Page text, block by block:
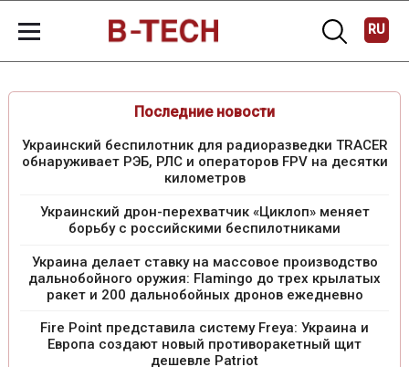
RU
Последние новости
Украинский беспилотник для радиоразведки TRACER
обнаруживает РЭБ, РЛС и операторов FPV на десятки
километров
Украинский дрон-перехватчик «Циклоп» меняет
борьбу с российскими беспилотниками
Украина делает ставку на массовое производство
дальнобойного оружия: Flamingo до трех крылатых
ракет и 200 дальнобойных дронов ежедневно
Fire Point представила систему Freya: Украина и
Европа создают новый противоракетный щит
дешевле Patriot